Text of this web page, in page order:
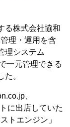
る株式会社協和
理・運用を含
理システム
一元管理できる
。
、
に出店していた
トエンジン」